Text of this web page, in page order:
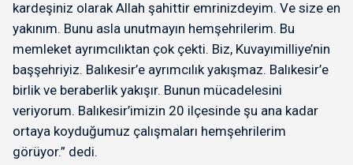
kardeşiniz olarak Allah şahittir emrinizdeyim. Ve size en
yakınım. Bunu asla unutmayın hemşehrilerim. Bu
memleket ayrımcılıktan çok çekti. Biz, Kuvayımilliye’nin
başşehriyiz. Balıkesir’e ayrımcılık yakışmaz. Balıkesir’e
birlik ve beraberlik yakışır. Bunun mücadelesini
veriyorum. Balıkesir’imizin 20 ilçesinde şu ana kadar
ortaya koyduğumuz çalışmaları hemşehrilerim
görüyor.” dedi.